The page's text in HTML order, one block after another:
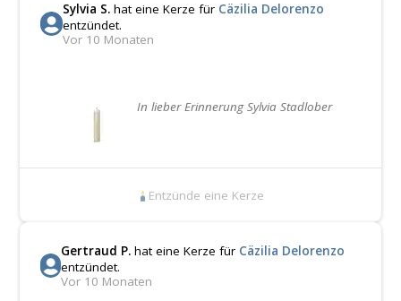
Sylvia S.hat eine Kerze für Cäzilia Delorenzo
entzündet.
Vor 10 Monaten
In lieber Erinnerung Sylvia Stadlober
Entzünde eine Kerze
Gertraud P. hat eine Kerze für Cäzilia Delorenzo
entzündet.
Vor 10 Monaten